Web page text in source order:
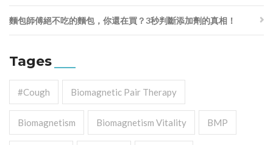
麵包師傅絕不吃的麵包，你還在買？3秒判斷添加劑的真相！
Tages
#cough Biomagnetic Pair Therapy
Biomagnetism Biomagnetism Vitality BMP